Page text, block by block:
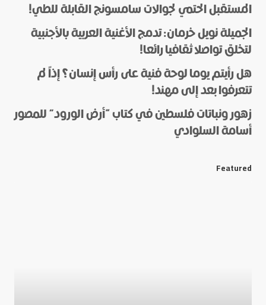
Name
*
E-mail
*
المستقبل الحتمي لجوالات سامسونج القابلة للطي!
الجميلة نويل خرمان: تدمج الأغنية العربية بالأجنبية
لتخلق تواصلا ثقافيا رائعا!
هل رأيتم يوما لوحة فنية على رأس إنسان؟ إذاً لم
تتعرفوا بعد إلى مهند!
زهور ونباتات فلسطين في كتاب “أرض الورود” للمصور
أسامة السلوادي
Featured